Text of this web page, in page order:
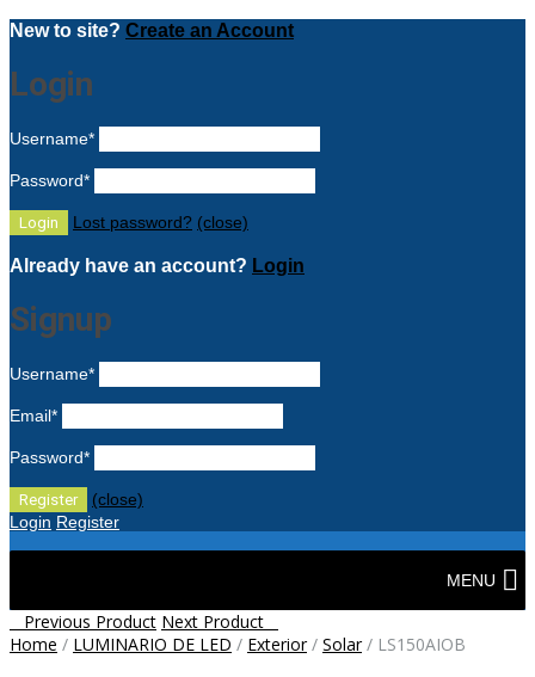
New to site? Create an Account
Login
Username*
Password*
Lost password? (close)
Already have an account? Login
Signup
Username*
Email*
Password*
(close)
Login Register
Skip
MENU
Post
navigation
Previous Product Next Product
Home / LUMINARIO DE LED / Exterior/ Solar/ LS150AIOB